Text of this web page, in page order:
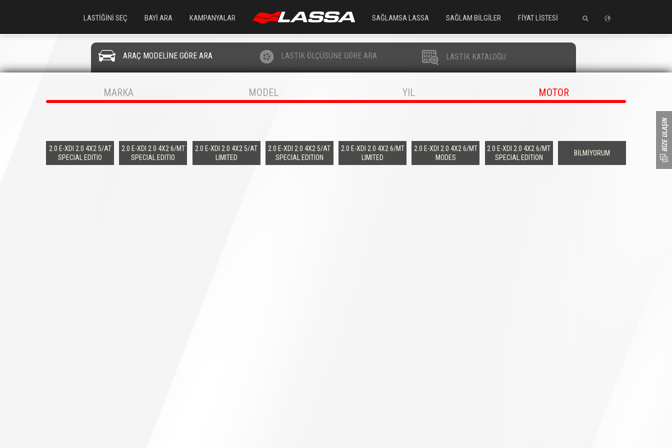
LASTİĞİNİ SEÇ BAYİ ARA KAMPANYALAR SAĞLAMSA LASSA SAĞLAM BİLGİLER FİYAT LİSTESİ
ARAÇ MODELİNE GÖRE ARA LASTİK ÖLÇÜSÜNE GÖRE ARA LASTİK KATALOĞU
MARKA MODEL YIL MOTOR
2.0 E-XDI 2.0 4X2 5/AT
SPECIAL EDITIO
2.0 E-XDI 2.0 4X2 6/MT
SPECIAL EDITIO
2.0 E-XDI 2.0 4X2 5/AT
LIMITED
2.0 E-XDI 2.0 4X2 5/AT
SPECIAL EDITION
2.0 E-XDI 2.0 4X2 6/MT
LIMITED
2.0 E-XDI 2.0 4X2 6/MT
MODES
2.0 E-XDI 2.0 4X2 6/MT
SPECIAL EDITION
BİLMİYORUM